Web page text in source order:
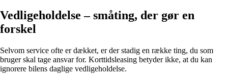
Vedligeholdelse – småting, der gør en
forskel
Selvom service ofte er dækket, er der stadig en række ting, du som
bruger skal tage ansvar for. Korttidsleasing betyder ikke, at du kan
ignorere bilens daglige vedligeholdelse.